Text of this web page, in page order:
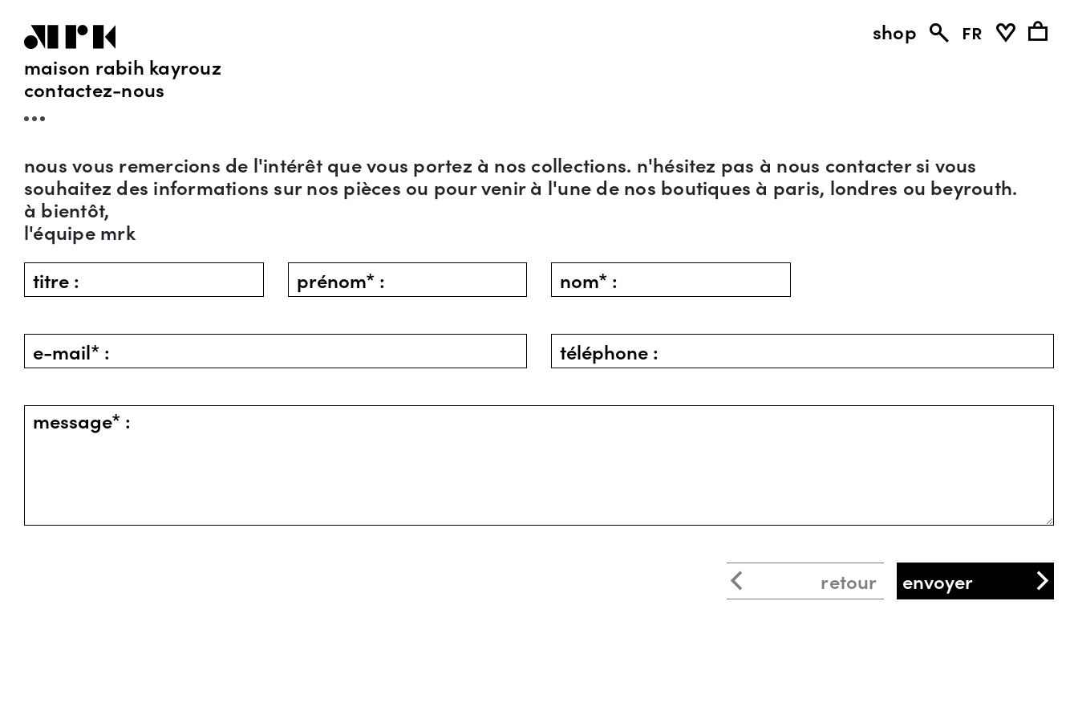
maison rabih kayrouz
contactez-nous
shop fr
nous vous remercions de l'intérêt que vous portez à nos collections. n'hésitez pas à nous contacter si vous
souhaitez des informations sur nos pièces ou pour venir à l'une de nos boutiques à paris, londres ou beyrouth.
à bientôt,
l'équipe mrk
retour envoyer